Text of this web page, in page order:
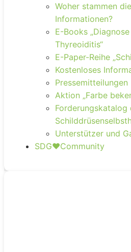
Woher stammen
Informationen?
E-Books
Thyreoiditis“
E-Paper-Reihe
Kostenloses
Pressemitteilungen
Aktion „Farbe
Forderungskatalog
Unterstützer und
SDG❤️Community